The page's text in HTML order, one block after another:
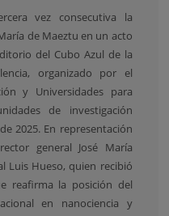
vez consecutiva la
de Maeztu en un acto
del Cubo Azul de la
organizado por el
y Universidades para
de investigación
2025. En representación
general José María
Luis Hueso, quien recibió
reafirma la posición del
en nanociencia y